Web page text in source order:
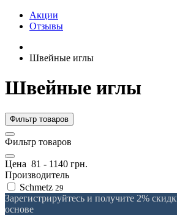
Акции
Отзывы
Швейные иглы
Швейные иглы
Фильтр товаров
Фильтр товаров
Цена 81 - 1140 грн.
Производитель
Schmetz 29
Зарегистрируйтесь и получите 2%
основе